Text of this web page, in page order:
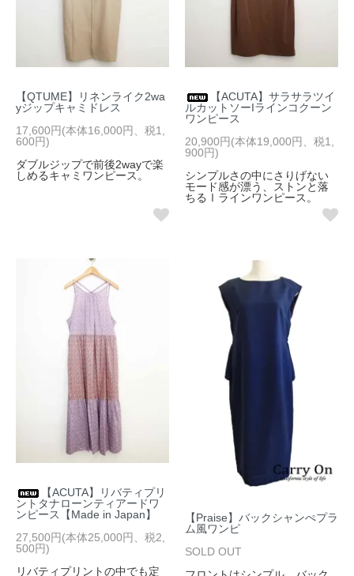
【QTUME】リネンライク2wa
yジップキャミドレス
17,600円(本体16,000円、税1,
600円)
ダブルジップで前後2wayで楽
しめるキャミワンピース。
【ACUTA】サラサラツイ
ルカットソーIラインコクーン
ワンピース
20,900円(本体19,000円、税1,
900円)
シンプルさの中にさりげない
モード感が漂う、ストンと落
ちるⅠラインワンピース。
【ACUTA】リバティプリ
ントタナローンティアードワ
ンピース【Made in Japan】
27,500円(本体25,000円、税2,
500円)
リバティプリントの中でも定
【Praise】バックシャンぺプラ
ム風ワンピ
SOLD OUT